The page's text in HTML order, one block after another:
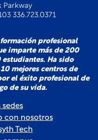
Parkway
336.723.0371
formación profesional
imparte más de 200
estudiantes. Ha sido
mejores centros de
el éxito profesional de
de su vida.
sedes
con nosotros
Tech